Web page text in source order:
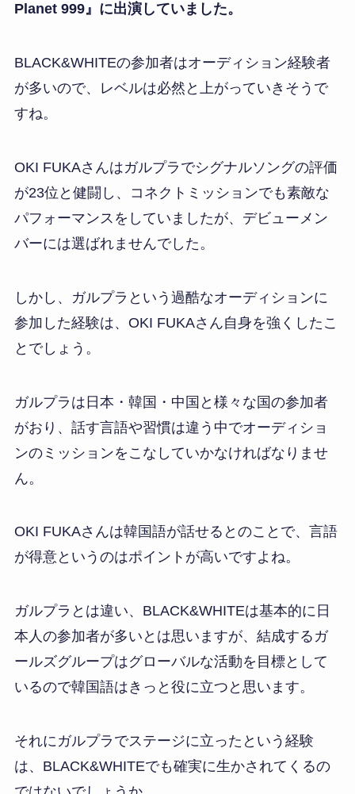
Planet 999』に出演していました。
BLACK&WHITEの参加者はオーディション経験者
が多いので、レベルは必然と上がっていきそうで
すね。
OKI FUKAさんはガルプラでシグナルソングの評価
が23位と健闘し、コネクトミッションでも素敵な
パフォーマンスをしていましたが、デビューメン
バーには選ばれませんでした。
しかし、ガルプラという過酷なオーディションに
参加した経験は、OKI FUKAさん自身を強くしたこ
とでしょう。
ガルプラは日本・韓国・中国と様々な国の参加者
がおり、話す言語や習慣は違う中でオーディショ
ンのミッションをこなしていかなければなりませ
ん。
OKI FUKAさんは韓国語が話せるとのことで、言語
が得意というのはポイントが高いですよね。
ガルプラとは違い、BLACK&WHITEは基本的に日
本人の参加者が多いとは思いますが、結成するガ
ールズグループはグローバルな活動を目標として
いるので韓国語はきっと役に立つと思います。
それにガルプラでステージに立ったという経験
は、BLACK&WHITEでも確実に生かされてくるの